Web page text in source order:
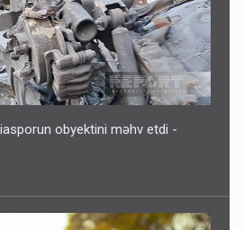
obyektini məhv etdi -